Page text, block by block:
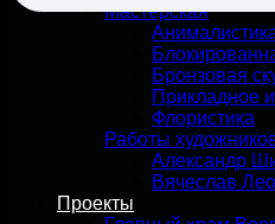
Мастерская
Бронзовая
Прикладное
Флористика
Работы
Александр
Вячеслав
Проекты